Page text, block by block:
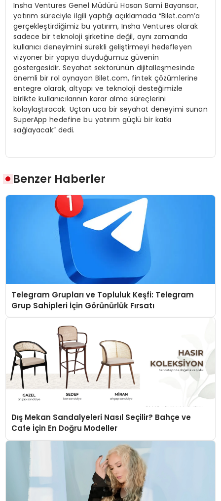
Insha Ventures Genel Müdürü Hasan Sami Bayansar,
yatırım süreciyle ilgili yaptığı açıklamada “Bilet.com’a
gerçekleştirdiğimiz bu yatırım, Insha Ventures olarak
sadece bir teknoloji şirketine değil, aynı zamanda
kullanıcı deneyimini sürekli geliştirmeyi hedefleyen
vizyoner bir yapıya duyduğumuz güvenin
göstergesidir. Seyahat sektörünün dijitalleşmesinde
önemli bir rol oynayan Bilet.com, fintek çözümlerine
entegre olarak, altyapı ve teknoloji desteğimizle
birlikte kullanıcılarının karar alma süreçlerini
kolaylaştıracak. Uçtan uca bir seyahat deneyimi sunan
SuperApp hedefine bu yatırım güçlü bir katkı
sağlayacak” dedi.
Benzer Haberler
Telegram Grupları ve Topluluk Keşfi: Telegram
Grup Sahipleri İçin Görünürlük Fırsatı
Dış Mekan Sandalyeleri Nasıl Seçilir? Bahçe ve
Cafe İçin En Doğru Modeller